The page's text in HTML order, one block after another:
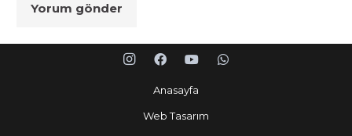
Yorum gönder
Anasayfa
Web Tasarım